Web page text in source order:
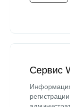
Сервис